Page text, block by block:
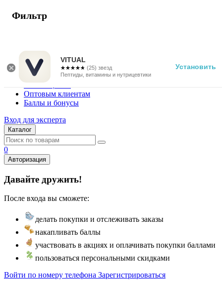
VITUAL
☆☆☆☆☆
★★★★★ (25) звезд
Пептиды, витамины и нутрицевтики
Установить
г. Москва
Vitual Peptide
+7 (800) 101-13-25
Специалистам
Поставщикам
Оптовым клиентам
Баллы и бонусы
Вход для эксперта
Каталог
0
Авторизация
Давайте дружить!
После входа вы сможете:
делать покупки и отслеживать заказы
накапливать баллы
участвовать в акциях и оплачивать покупки баллами
пользоваться персональными скидками
Войти по номеру телефона Зарегистрироваться
Фильтр